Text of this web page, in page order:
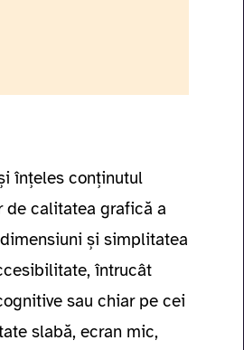
înțeles conținutul
de calitatea grafică a
și simplitatea
întrucât
sau chiar pe cei
slabă, ecran mic,